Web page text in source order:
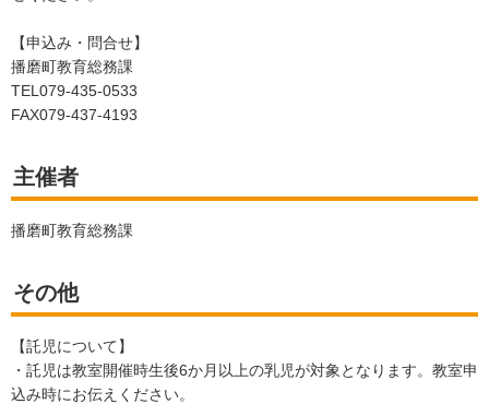
【申込み・問合せ】
播磨町教育総務課
TEL079-435-0533
FAX079-437-4193
主催者
播磨町教育総務課
その他
【託児について】
・託児は教室開催時生後6か月以上の乳児が対象となります。教室申
込み時にお伝えください。